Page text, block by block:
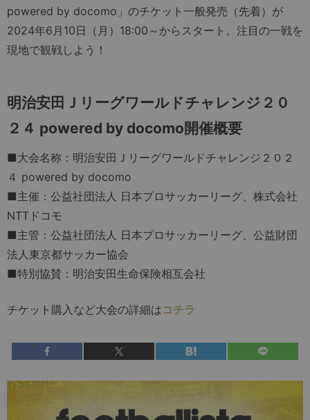
powered by docomo」のチケット一般発売（先着）が
2024年6月10日（月）18:00～からスタート。注目の一戦を
現地で観戦しよう！
明治安田Ｊリーグワールドチャレンジ２０
２４ powered by docomo開催概要
■大会名称：明治安田Ｊリーグワールドチャレンジ２０２
４ powered by docomo
■主催：公益社団法人 日本プロサッカーリーグ、株式会社
NTTドコモ
■主管：公益社団法人 日本プロサッカーリーグ、公益財団
法人東京都サッカー協会
■特別協賛：明治安田生命保険相互会社
チケット購入など大会の詳細はコチラ